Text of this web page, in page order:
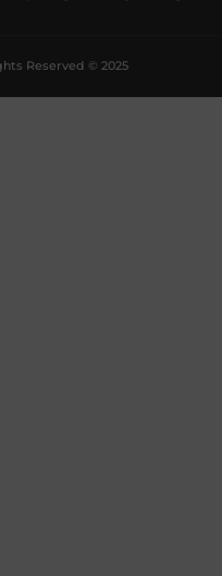
Reserved © 2025